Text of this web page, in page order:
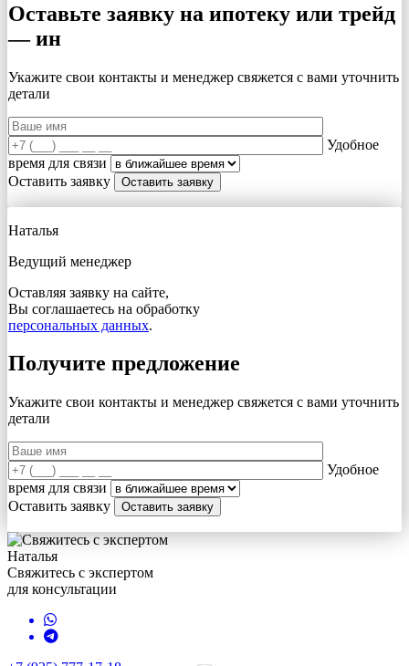
Оставьте заявку на ипотеку или трейд
— ин
Укажите свои контакты и менеджер свяжется с вами уточнить
детали
Удобное
время для связи
Оставить заявку
Наталья
Ведущий менеджер
Оставляя заявку на сайте,
Вы соглашаетесь на обработку
персональных данных.
Получите предложение
Укажите свои контакты и менеджер свяжется с вами уточнить
детали
Удобное
время для связи
Оставить заявку
Наталья
Свяжитесь с экспертом
для консультации